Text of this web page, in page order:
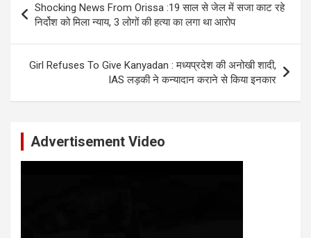
navigation
Shocking News From Orissa :19 साल से जेल में सजा काट रहे
निर्दोश को मिला न्याय, 3 लोगों की हत्या का लगा था आरोप
Girl Refuses To Give Kanyadan : मध्यप्रदेश की अनोखी शादी,
IAS लड़की ने कन्यादान कराने से किया इनकार
Advertisement Video